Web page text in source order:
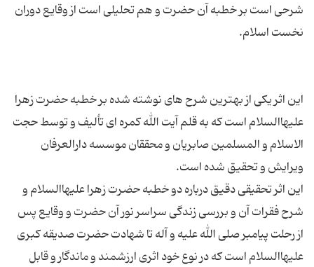
شرحی است بر خطبه آن حضرت و هم تحلیلی است از وقایع دوران
این اثر یكی از بهترین شرح ‌های نوشته شده بر خطبه حضرت زهرا
علیهاالسلام است كه به قلم آیت ‌الله كمره ای تألیف و توسط حجت
‌الاسلام و المسلمین صابریان و محققان موسسه دارالعرفان
این اثر تحقیقی دقیق درباره دو خطبه ‌حضرت زهرا علیهاالسلام و
شرح فقرات آن و بررسی زندگی سراسر نور آن حضرت و وقایع پس
از رحلت پیامبر صلی الله علیه و آله تا شهادت حضرت صدیقه کبری
علیهاالسلام است كه در نوع خود اثری ارزشمند و ماندگار و قابل